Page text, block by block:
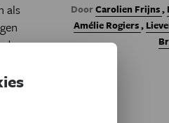
als
de
DoorCarolien Frijns,
Amélie Rogiers,